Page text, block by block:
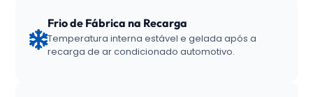
Frio de Fábrica na Recarga
Temperatura interna estável e gelada após a
recarga de ar condicionado automotivo.